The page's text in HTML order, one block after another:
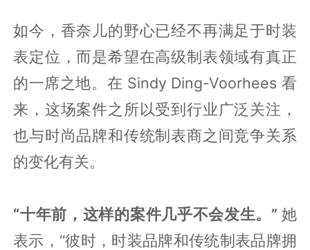
如今，香奈儿的野心已经不再满足于时装
表定位，而是希望在高级制表领域有真正
的一席之地。在 Sindy Ding-Voorhees 看
来，这场案件之所以受到行业广泛关注，
也与时尚品牌和传统制表商之间竞争关系
的变化有关。
“十年前，这样的案件几乎不会发生。” 她
表示，“彼时，时装品牌和传统制表品牌拥